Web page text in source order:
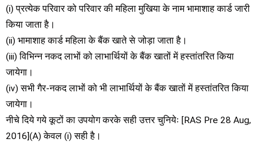
(i) प्रत्येक परिवार को परिवार की महिला मुखिया के नाम भामाशाह कार्ड जारी
किया जाता है।
(ii) भामाशाह कार्ड महिला के बैंक खाते से जोड़ा जाता है।
(iii) विभिन्न नकद लाभों को लाभार्थियों के बैंक खातों में हस्तांतरित किया
जायेगा।
(iv) सभी गैर-नकद लाभों को भी लाभार्थियों के बैंक खातों में हस्तांतरित किया
जायेगा।
नीचे दिये गये कूटों का उपयोग करके सही उत्तर चुनियेः [RAS Pre 28 Aug,
2016](A) केवल (i) सही है।